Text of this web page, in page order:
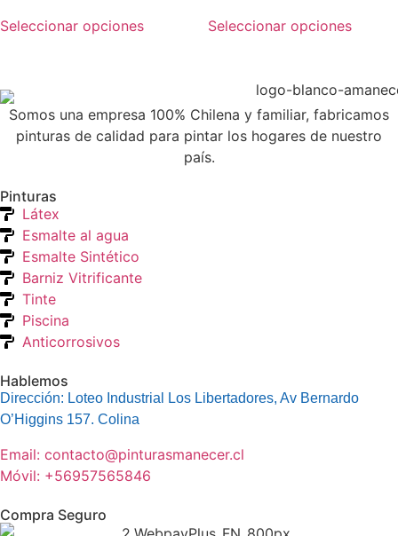
Seleccionar opciones Seleccionar opciones
Somos una empresa 100% Chilena y familiar, fabricamos
pinturas de calidad para pintar los hogares de nuestro
país.
Pinturas
Látex
Esmalte al agua
Esmalte Sintético
Barniz Vitrificante
Tinte
Piscina
Anticorrosivos
Hablemos
Dirección: Loteo Industrial Los Libertadores, Av Bernardo
O’Higgins 157. Colina
Email: contacto@pinturasmanecer.cl
Móvil: +56957565846
Compra Seguro